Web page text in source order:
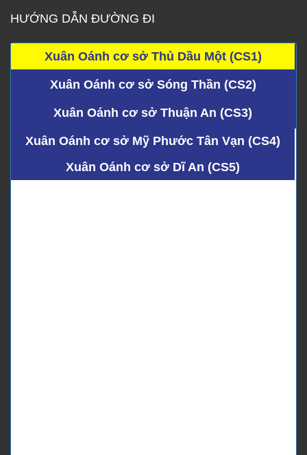
HƯỚNG DẪN ĐƯỜNG ĐI
Xuân Oánh cơ sở Thủ Dầu Một (CS1)
Xuân Oánh cơ sở Sóng Thần (CS2)
Xuân Oánh cơ sở Thuận An (CS3)
Xuân Oánh cơ sở Mỹ Phước Tân Vạn (CS4)
Xuân Oánh cơ sở Dĩ An (CS5)